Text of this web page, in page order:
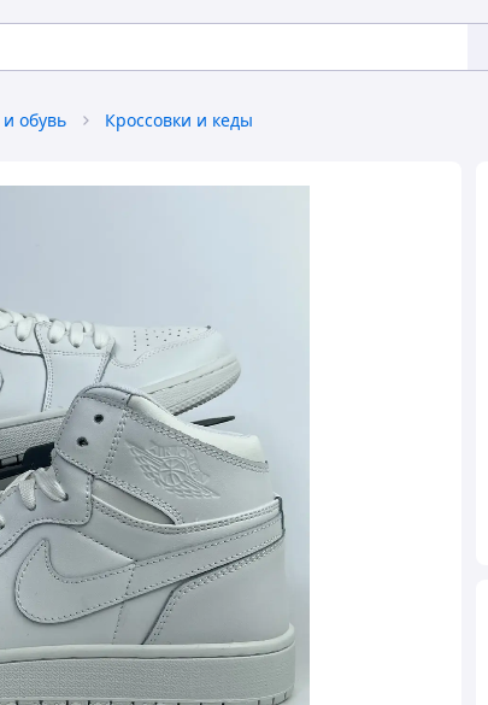
обувь Кроссовки и кеды